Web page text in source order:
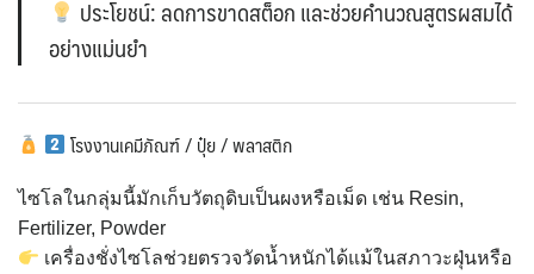
ประโยชน์: ลดการขาดสต็อก และช่วยคำนวณสูตรผสมได้
อย่างแม่นยำ
โรงงานเคมีภัณฑ์ / ปุ๋ย / พลาสติก
ไซโลในกลุ่มนี้มักเก็บวัตถุดิบเป็นผงหรือเม็ด เช่น Resin,
Fertilizer, Powder
เครื่องชั่งไซโลช่วยตรวจวัดน้ำหนักได้แม้ในสภาวะฝุ่นหรือ